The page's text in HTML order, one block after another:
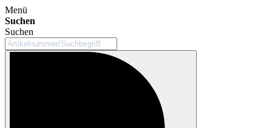
Menü
Suchen
Suchen